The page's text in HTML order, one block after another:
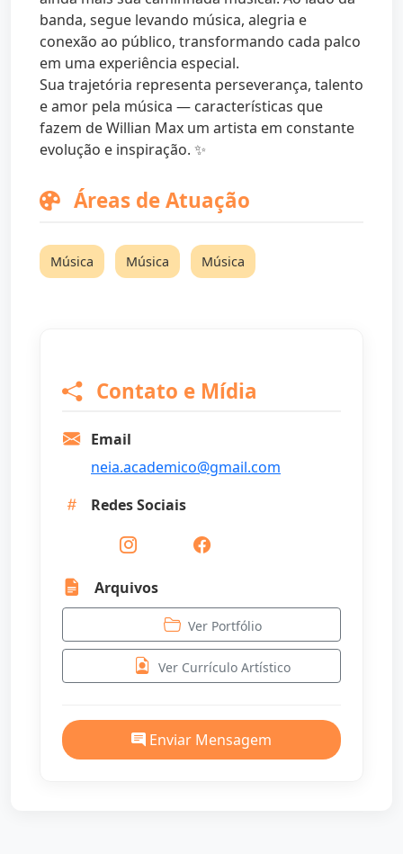
banda, segue levando música, alegria e
conexão ao público, transformando cada palco
em uma experiência especial.
Sua trajetória representa perseverança, talento
e amor pela música — características que
fazem de Willian Max um artista em constante
evolução e inspiração. ✨
Áreas de Atuação
Música Música Música
Contato e Mídia
Email
neia.academico@gmail.com
Redes Sociais
Arquivos
Ver Portfólio
Ver Currículo Artístico
Enviar Mensagem